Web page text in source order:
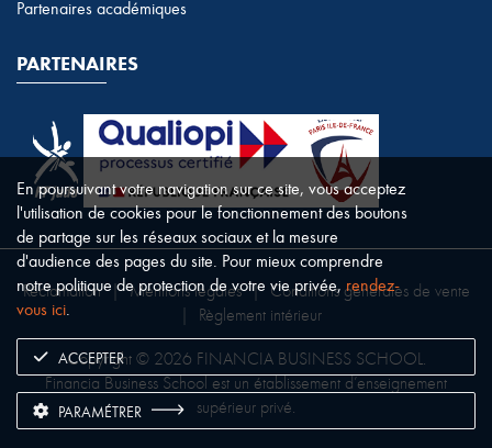
Partenaires académiques
PARTENAIRES
Copyright © 2026 FINANCIA BUSINESS SCHOOL.
Financia Business School est un établissement d’enseignement
supérieur privé.
Réclamation | Mentions légales | Conditions générales de vente
Règlement intérieur
En poursuivant votre navigation sur ce site, vous acceptez
l'utilisation de cookies pour le fonctionnement des boutons
de partage sur les réseaux sociaux et la mesure
d'audience des pages du site. Pour mieux comprendre
notre politique de protection de votre vie privée,rendez-
vous ici.
ACCEPTER
PARAMÉTRER